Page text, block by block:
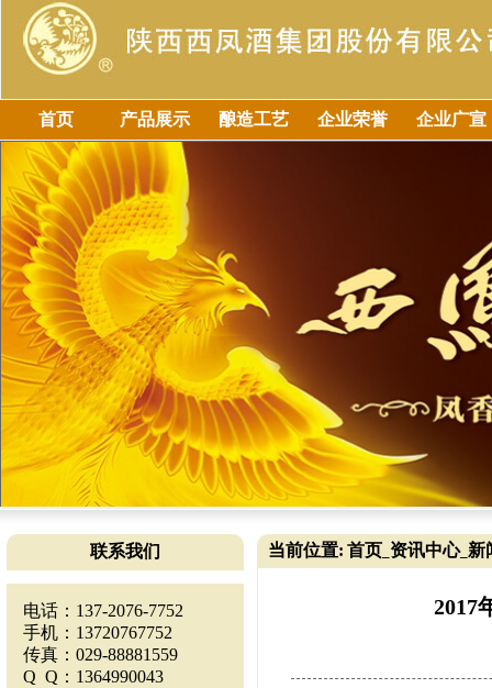
首页 产品展示 酿造工艺 企业荣誉 企业广宣
联系我们
电话：137-2076-7752
手机：13720767752
传真：029-88881559
Q Q：1364990043
当前位置: 首页 资讯中心_ 新
2017